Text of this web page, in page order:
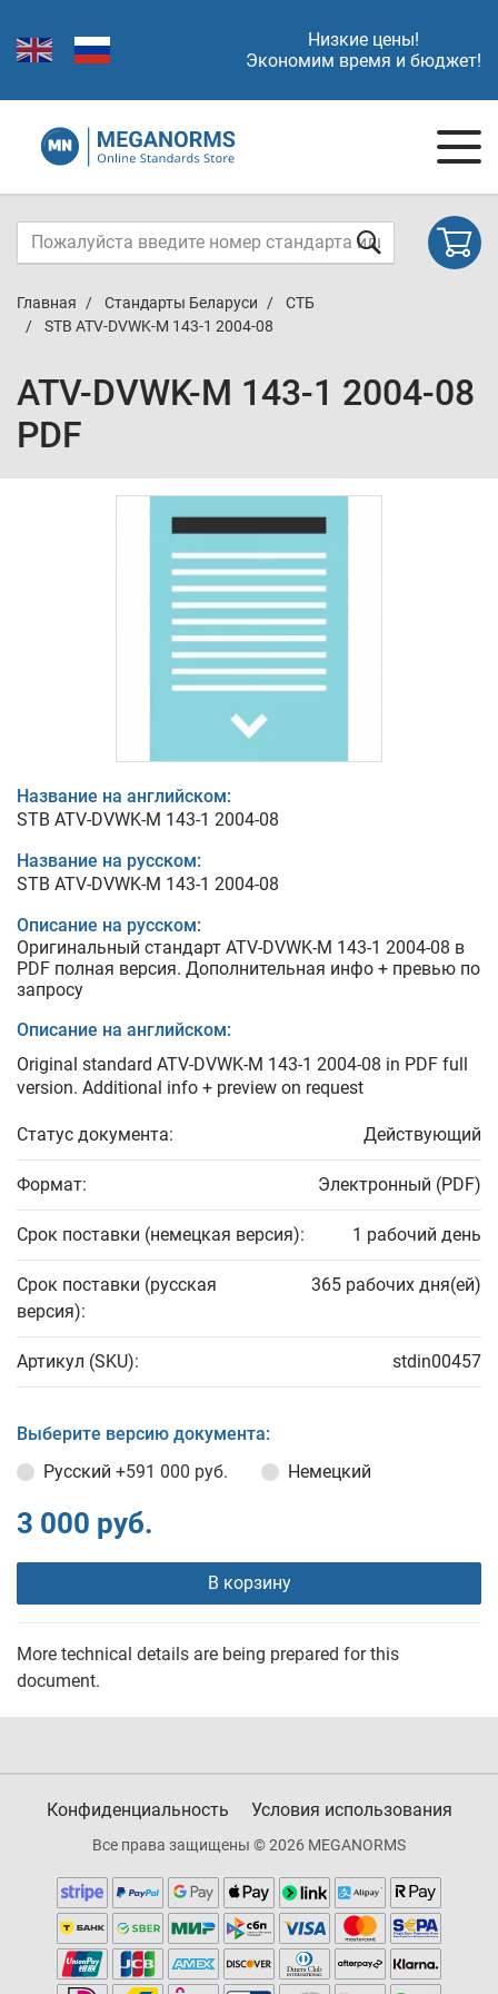
Низкие цены!
Экономим время и бюджет!
Главная Стандарты Беларуси
СТБ
STB ATV-DVWK-M 143-1 2004-08
ATV-DVWK-M 143-1 2004-08
PDF
Название на английском:
STB ATV-DVWK-M 143-1 2004-08
Название на русском:
STB ATV-DVWK-M 143-1 2004-08
Описание на русском:
Оригинальный стандарт ATV-DVWK-M 143-1 2004-08 в
PDF полная версия. Дополнительная инфо + превью по
запросу
Описание на английском:
Original standard ATV-DVWK-M 143-1 2004-08 in PDF full
version. Additional info + preview on request
Статус документа: Действующий
Формат: Электронный (PDF)
Срок поставки (немецкая версия): 1 рабочий день
Срок поставки (русская
версия):
365 рабочих дня(ей)
Артикул (SKU): stdin00457
Выберите версию документа:
Русский +591 000 руб. Немецкий
3 000 руб.
В корзину
More technical details are being prepared for this
document.
Конфиденциальность Условия использования
Все права защищены © 2026 MEGANORMS